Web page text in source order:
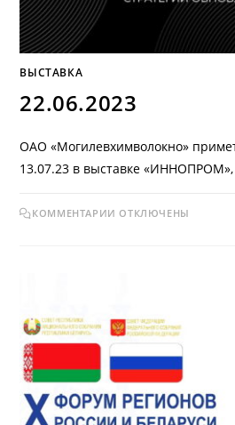
ВЫСТАВКА
22.06.2023
ОАО «Могилевхимволокно»
13.07.23 в выставке «ИННОПРОМ»,
КОММЕНТАРИИ ОТКЛЮЧЕНЫ